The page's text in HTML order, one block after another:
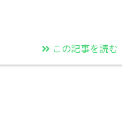
この記事を読む